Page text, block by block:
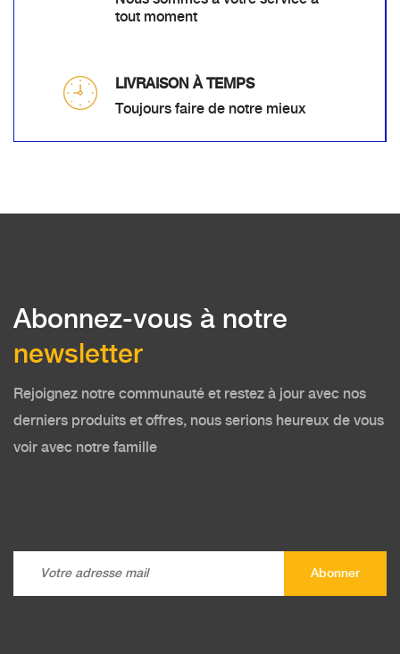
tout moment
LIVRAISON À TEMPS
Toujours faire de notre mieux
Abonnez-vous à notre
newsletter
Rejoignez notre communauté et restez à jour avec nos
derniers produits et offres, nous serions heureux de vous
voir avec notre famille